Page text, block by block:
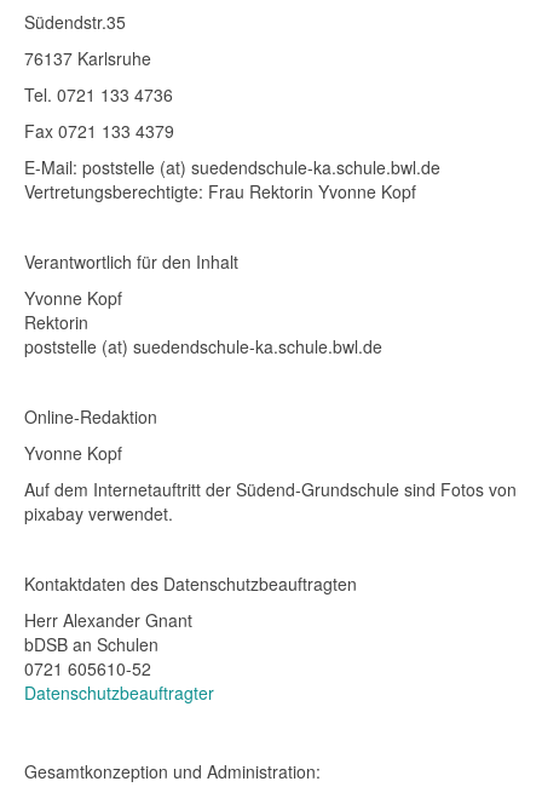
Südendstr.35
76137 Karlsruhe
Tel. 0721 133 4736
Fax 0721 133 4379
E-Mail: poststelle (at) suedendschule-ka.schule.bwl.de
Vertretungsberechtigte: Frau Rektorin Yvonne Kopf
Verantwortlich für den Inhalt
Yvonne Kopf
Rektorin
poststelle (at) suedendschule-ka.schule.bwl.de
Online-Redaktion
Yvonne Kopf
Auf dem Internetauftritt der Südend-Grundschule sind Fotos von
pixabay verwendet.
Kontaktdaten des Datenschutzbeauftragten
Herr Alexander Gnant
bDSB an Schulen
0721 605610-52
Datenschutzbeauftragter
Gesamtkonzeption und Administration: